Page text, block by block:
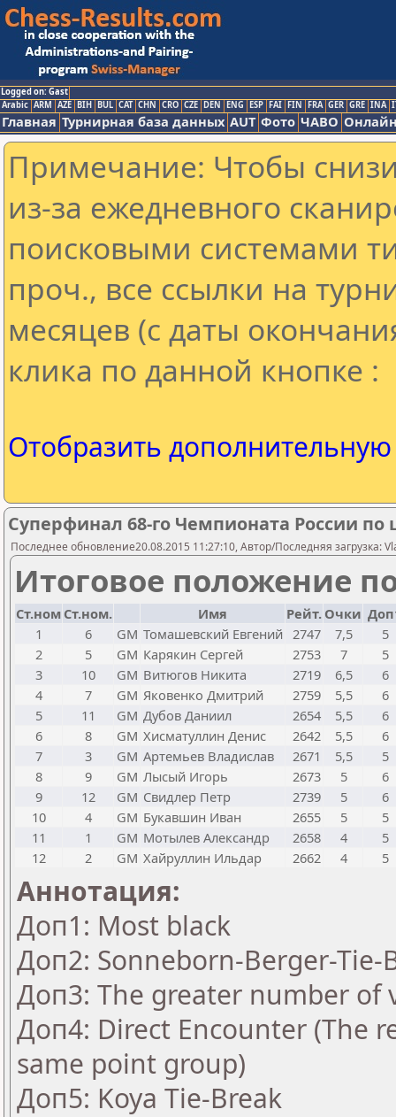
Logged on: Gast
Arabic ARM AZE BIH BUL CAT CHN CRO CZE DEN ENG ESP FAI FIN FRA GER GRE INA
Главная Турнирная база данных AUT Фото ЧАВО
Примечание: Чтобы
из-за ежедневного
поисковыми системами
проч., все ссылки на
месяцев (с даты
клика по данной кнопке :
Отобразить
Суперфинал 68-го Чемпионата России
Последнее обновление20.08.2015 11:27:10, Автор/Последняя загрузка:
Итоговое положение
Ст.ном Ст.ном. Имя Рейт. Очки
1
6 GM Томашевский Евгений 2747 7,5
5
2
5 GM Карякин Сергей 2753 7
5
3
10 GM Витюгов Никита 2719 6,5
6
4
7 GM Яковенко Дмитрий 2759 5,5
6
5
11 GM Дубов Даниил 2654 5,5
6
6
8 GM Хисматуллин Денис 2642 5,5
6
7
3 GM Артемьев Владислав 2671 5,5
5
8
9 GM Лысый Игорь 2673 5
6
9
12 GM Свидлер Петр 2739 5
6
10
4 GM Букавшин Иван 2655 5
5
11
1 GM Мотылев Александр 2658 4
5
12
2 GM Хайруллин Ильдар 2662 4 5
Аннотация:
Доп1: Most black
Доп2: Sonneborn-Berger-Tie-
Доп3: The greater number of
Доп4: Direct Encounter (The
same point group)
Доп5: Koya Tie-Break